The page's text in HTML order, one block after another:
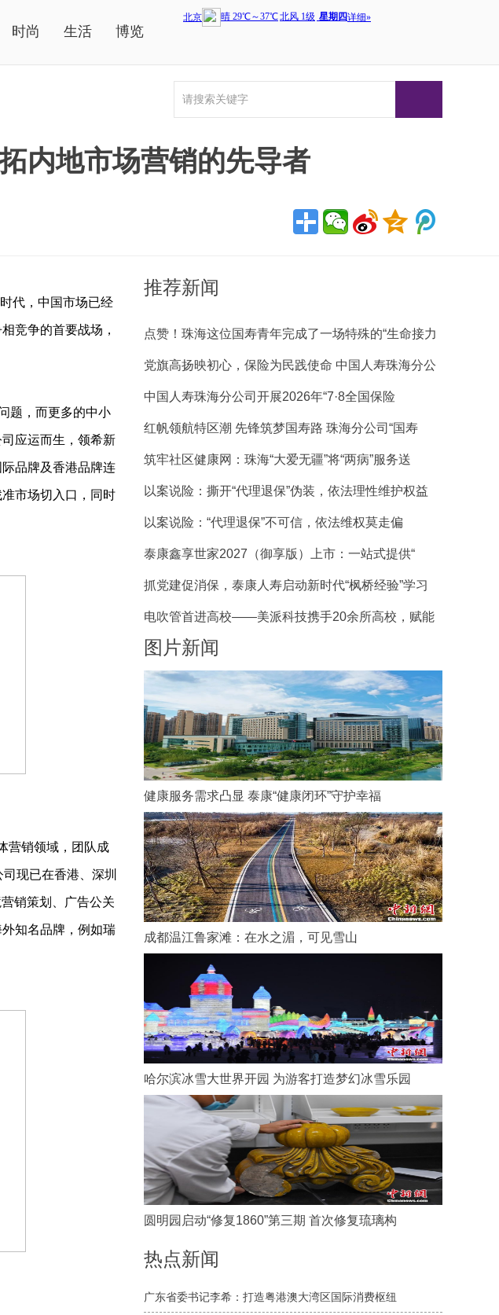
时尚 生活 博览
内地市场营销的先导者
代，中国市场已经
竞争的首要战场，
题，而更多的中小
应运而生，领希新
品牌及香港品牌连
市场切入口，同时
营销领域，团队成
现已在香港、深圳
销策划、广告公关
知名品牌，例如瑞
推荐新闻
点赞！珠海这位国寿青年完成了一场特殊的“生命接力
党旗高扬映初心，保险为民践使命 中国人寿珠海分公
中国人寿珠海分公司开展2026年“7·8全国保险
红帆领航特区潮 先锋筑梦国寿路 珠海分公司“国寿
筑牢社区健康网：珠海“大爱无疆”将“两病”服务送
以案说险：撕开“代理退保”伪装，依法理性维护权益
以案说险：“代理退保”不可信，依法维权莫走偏
泰康鑫享世家2027（御享版）上市：一站式提供“
抓党建促消保，泰康人寿启动新时代“枫桥经验”学习
电吹管首进高校——美派科技携手20余所高校，赋能
图片新闻
健康服务需求凸显 泰康“健康闭环”守护幸福
成都温江鲁家滩：在水之湄，可见雪山
哈尔滨冰雪大世界开园 为游客打造梦幻冰雪乐园
圆明园启动“修复1860”第三期 首次修复琉璃构
热点新闻
广东省委书记李希：打造粤港澳大湾区国际消费枢纽